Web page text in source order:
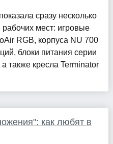
сразу несколько
мест: игровые
RGB, корпуса NU 700
блоки питания серии
также кресла Terminator
как любят в